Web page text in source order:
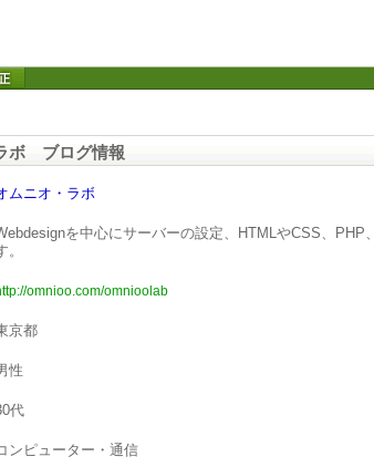
ボ ブログ情報
ムニオ・ラボ
を中心にサーバーの設定、HTMLやCSS、PHP
。
omnioo.com/omnioolab
京都
性
代
ンピューター・通信